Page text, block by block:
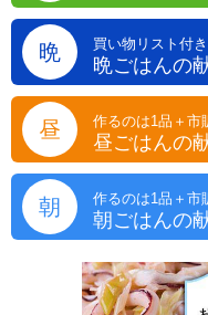
晩 買い物リスト付き
晩ごはんの
昼 作るのは1品＋市
昼ごはんの
朝 作るのは1品＋市
朝ごはんの